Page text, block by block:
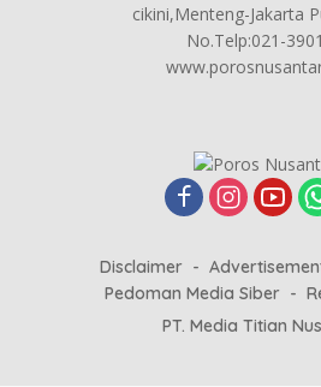
cikini,Menteng-Jakarta
No.Telp:021-
Disclaimer
Pedoman Media Siber
PT. Media Titian